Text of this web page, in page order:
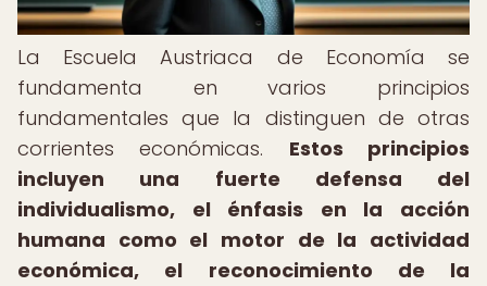
La Escuela Austriaca de Economía se
fundamenta en varios principios
fundamentales que la distinguen de otras
corrientes económicas. Estos principios
incluyen una fuerte defensa del
individualismo, el énfasis en la acción
humana como el motor de la actividad
económica, el reconocimiento de la